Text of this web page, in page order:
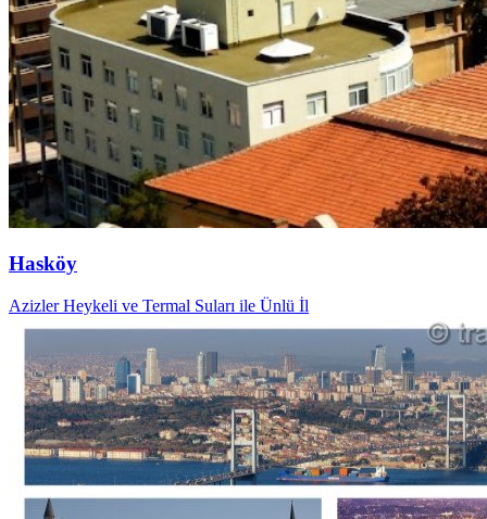
Hasköy
Azizler Heykeli ve Termal Suları ile Ünlü İl